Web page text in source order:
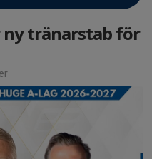
ny tränarstab för